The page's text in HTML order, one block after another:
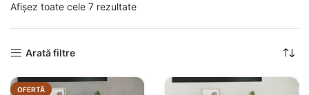
Afișez toate cele 7 rezultate
Arată filtre
OFERTĂ